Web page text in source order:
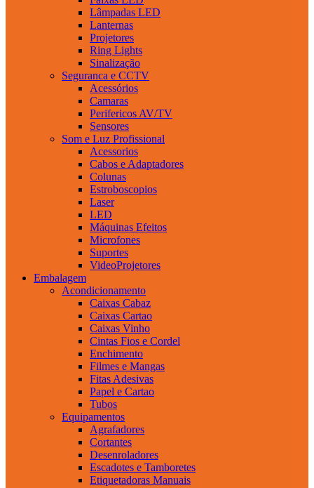
Lâmpadas LED
Lanternas
Projetores
Ring Lights
Sinalização
Seguranca e CCTV
Acessórios
Camaras
Perifericos AV/TV
Sensores
Som e Luz Profissional
Acessorios
Cabos e Adaptadores
Colunas
Estroboscopios
Laser
LED
Máquinas Efeitos
Microfones
Suportes
VideoProjetores
Embalagem
Acondicionamento
Caixas Cabaz
Caixas Cartao
Caixas Vinho
Cintas Fios e Cordel
Enchimento
Filmes e Mangas
Fitas Adesivas
Papel e Cartao
Tubos
Equipamentos
Agrafadores
Cortantes
Desenroladores
Escadotes e Tamboretes
Etiquetadoras Manuais